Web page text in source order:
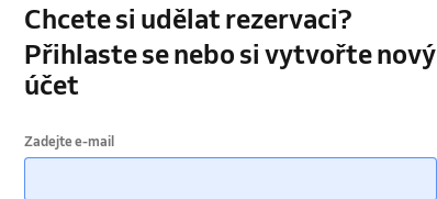
Chcete si udělat rezervaci?
Přihlaste se nebo si vytvořte nový
účet
Zadejte e-mail